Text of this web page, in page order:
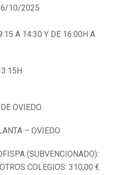
10/2025
A 14:30 Y DE 16:00H A
OVIEDO.
– OVIEDO
(SUBVENCIONADO):
COLEGIOS: 310,00 €